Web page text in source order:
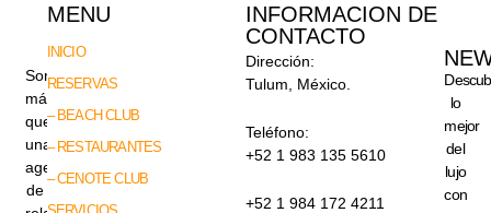
Somos
más
que
una
agencia
de
MENU
INICIO
RESERVAS
– BEACH CLUB
– RESTAURANTES
– CENOTE CLUB
INFORMACION DE
CONTACTO
Dirección:
Tulum, México.
Teléfono:
+52 1 983 135 5610
+52 1 984 172 4211
lo
mejor
del
lujo
con